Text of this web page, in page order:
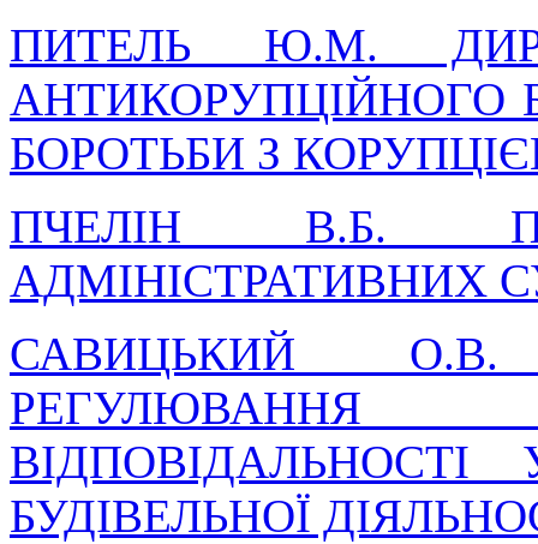
ПИТЕЛЬ Ю.М.
АНТИКОРУПЦІЙНОГО
БОРОТЬБИ З
ПЧЕЛІН В.Б.
АДМІНІСТРАТИВНИХ
САВИЦЬКИЙ О.В.
РЕГУЛЮВАННЯ
БУДІВЕЛЬНОЇ